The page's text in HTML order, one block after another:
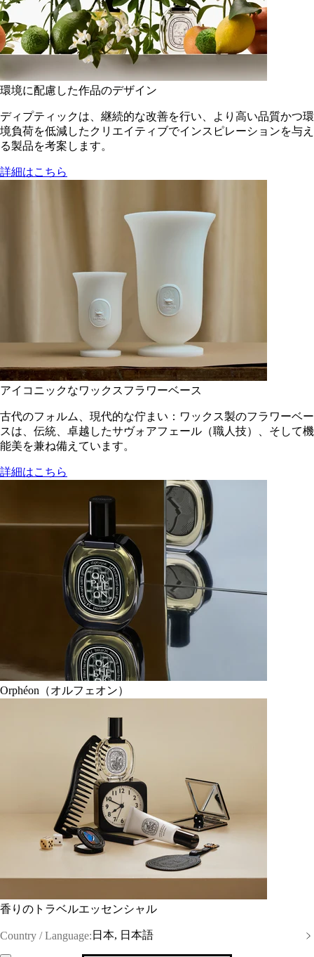
環境に配慮した作品のデザイン
ディプティックは、継続的な改善を行い、より高い品質かつ環
境負荷を低減した​クリエイティブでインスピレーションを与え
る製品を考案します。
詳細はこちら
アイコニックなワックスフラワーベース
古代のフォルム、現代的な佇まい：ワックス製のフラワーベー
スは、伝統、卓越したサヴォアフェール（職人技）、そして機
能美を兼ね備えています。
詳細はこちら
Orphéon（オルフェオン）
香りのトラベルエッセンシャル
Country / Language: 日本, 日本語